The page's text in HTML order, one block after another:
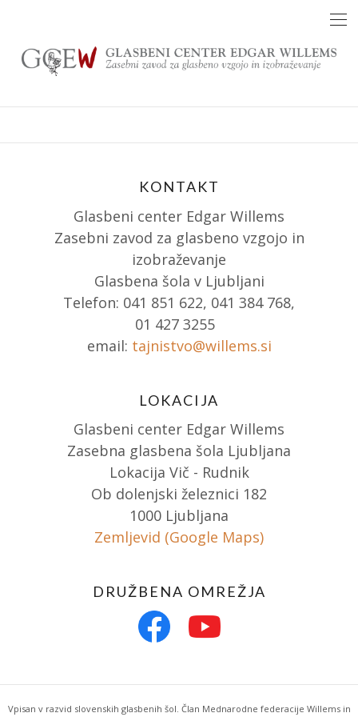
content
KONTAKT
Glasbeni center Edgar Willems
Zasebni zavod za glasbeno vzgojo in
izobraževanje
Glasbena šola v Ljubljani
Telefon: 041 851 622, 041 384 768,
01 427 3255
email: tajnistvo@willems.si
LOKACIJA
Glasbeni center Edgar Willems
Zasebna glasbena šola Ljubljana
Lokacija Vič - Rudnik
Ob dolenjski železnici 182
1000 Ljubljana
Zemljevid (Google Maps)
DRUŽBENA OMREŽJA
Vpisan v razvid slovenskih glasbenih šol. Član Mednarodne federacije Willems in